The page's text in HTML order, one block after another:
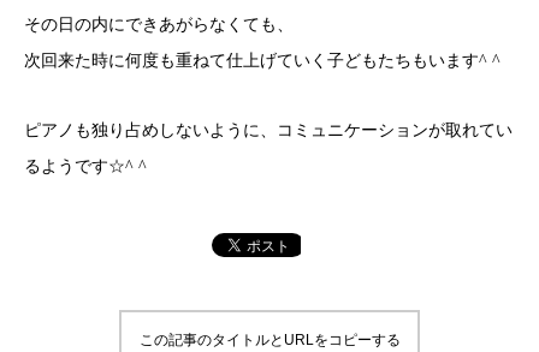
その日の内にできあがらなくても、
次回来た時に何度も重ねて仕上げていく子どもたちもいます^ ^
ピアノも独り占めしないように、コミュニケーションが取れてい
るようです☆^ ^
この記事のタイトルとURLをコピーする